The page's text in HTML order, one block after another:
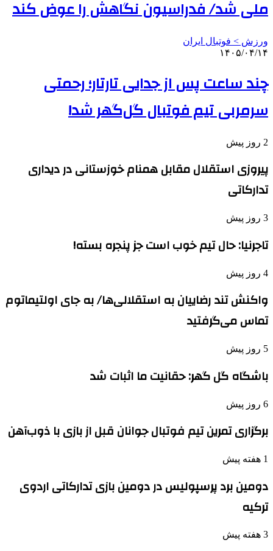
ملی شد/ فدراسیون نگاهش را عوض کند
ورزش > فوتبال ایران
۱۴۰۵/۰۴/۱۴
چند ساعت پس از جدایی تارتار؛ رحمتی
سرمربی تیم فوتبال گل‌گهر شد!
2 روز پیش
پیروزی استقلال مقابل همنام خوزستانی در دیداری
تدارکاتی
3 روز پیش
تاجرنیا: حال تیم خوب است جز پنجره بسته!
4 روز پیش
واکنش تند رضاییان به استقلالی‌ها/ به جای اولتیماتوم
تماس می‌گرفتید
5 روز پیش
باشگاه گل گهر: حقانیت ما اثبات شد
6 روز پیش
برگزاری تمرین تیم فوتبال جوانان قبل از بازی با ذوب‌آهن
1 هفته پیش
دومین برد پرسپولیس در دومین بازی تدارکاتی اردوی
ترکیه
3 هفته پیش